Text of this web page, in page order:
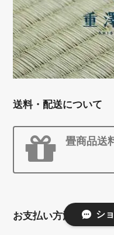
送料・配送について
畳商品送
お支払い方法について
シ